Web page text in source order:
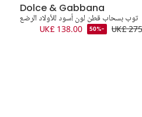
Dolce & Gabbana
توب بسحاب قطن لون أسود للأولاد الرضع
UK£
-50%
UK£ 138.00